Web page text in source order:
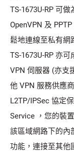
TS-1673U-RP 可
OpenVPN 及
鬆地連線至私有網
TS-1673U-RP 亦
VPN 伺服器 (亦支
他 VPN 服務供應
L2TP/IPSec 協定
Service ，您的裝
該區域網路下的內
功能，連接至其他